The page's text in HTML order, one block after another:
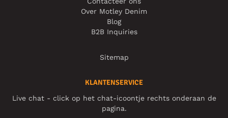
Over Motley Denim
Blog
B2B Inquiries
Sitemap
KLANTENSERVICE
Live chat - click op het chat-icoontje rechts onderaan de
pagina.